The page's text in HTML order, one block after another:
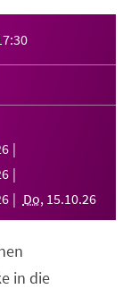
Do, 15.10.26
in die